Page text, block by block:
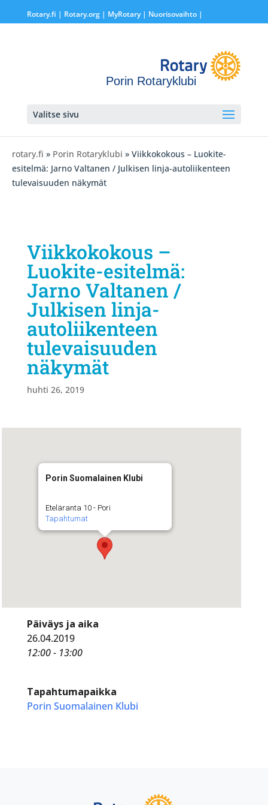
Rotary.fi | Rotary.org| MyRotary | Nuorisovaihto|
Porin Rotaryklubi
Valitse sivu
rotary.fi » Porin Rotaryklubi » Viikkokokous – Luokite-
esitelmä: Jarno Valtanen / Julkisen linja-autoliikenteen
tulevaisuuden näkymät
Viikkokokous –
Luokite-esitelmä:
Jarno Valtanen /
Julkisen linja-
autoliikenteen
tulevaisuuden
näkymät
huhti 26, 2019
Porin Suomalainen Klubi
Eteläranta 10 - Pori
Tapahtumat
Päiväys ja aika
26.04.2019
12:00 - 13:00
Tapahtumapaikka
Porin Suomalainen Klubi